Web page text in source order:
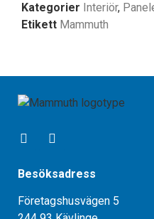
Kategorier Interiör,
Etikett Mammuth
Besöksadress
Företagshusvägen 5